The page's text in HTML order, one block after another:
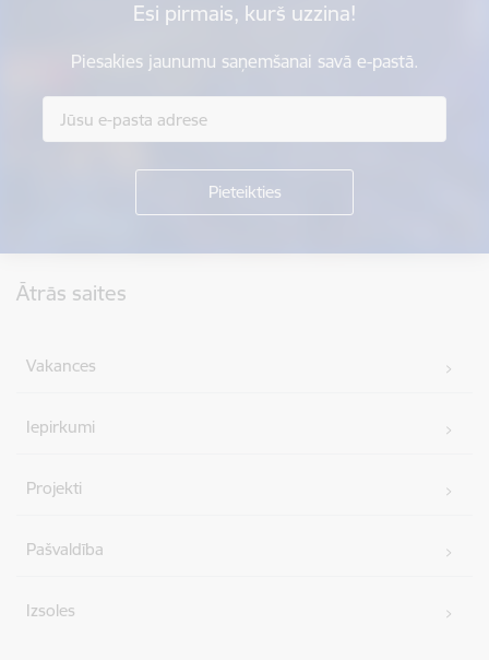
Esi pirmais, kurš uzzina!
Piesakies jaunumu saņemšanai savā e-pastā.
Ātrās saites
Vakances
Iepirkumi
Projekti
Pašvaldība
Izsoles